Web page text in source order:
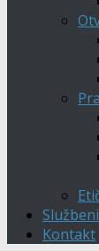
Kontakt